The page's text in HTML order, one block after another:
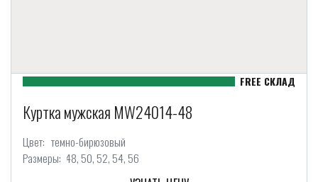
Куртка мужская MW24014-48
Цвет: темно-бирюзовый
Размеры: 48 50 52 54 56